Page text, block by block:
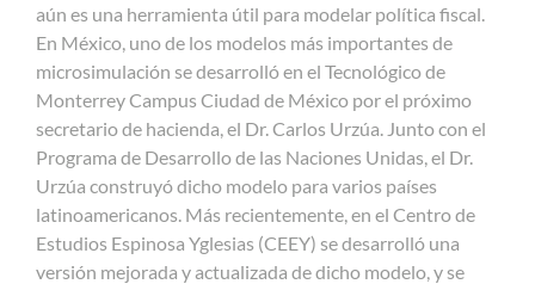
aún es una herramienta útil para modelar política fiscal.
En México, uno de los modelos más importantes de
microsimulación se desarrolló en el Tecnológico de
Monterrey Campus Ciudad de México por el próximo
secretario de hacienda, el Dr. Carlos Urzúa. Junto con el
Programa de Desarrollo de las Naciones Unidas, el Dr.
Urzúa construyó dicho modelo para varios países
latinoamericanos. Más recientemente, en el Centro de
Estudios Espinosa Yglesias (CEEY) se desarrolló una
versión mejorada y actualizada de dicho modelo, y se